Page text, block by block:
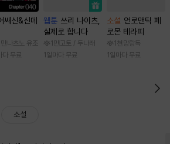
쌔신&신데
나츠노 유조
다 무료
웹툰 쓰리 나이츠,
실제로 합니다
1만 고토 / 두나래
1일마다 무료
소설 언로맨틱 페
로몬 테라피
1천 망랑독
1일마다 무료
소설